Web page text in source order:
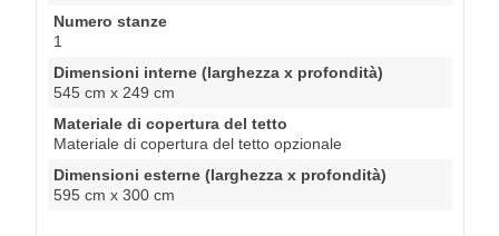
Numero stanze
1
Dimensioni interne (larghezza x profondità)
545 cm x 249 cm
Materiale di copertura del tetto
Materiale di copertura del tetto opzionale
Dimensioni esterne (larghezza x profondità)
595 cm x 300 cm